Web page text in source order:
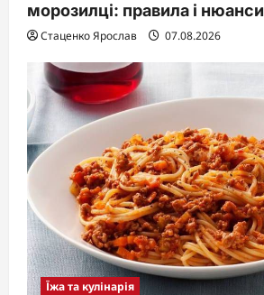
морозилці: правила і нюанси
Стаценко Ярослав 07.08.2026
Їжа та кулінарія